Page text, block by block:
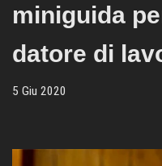
miniguida
datore di
5 Giu 2020